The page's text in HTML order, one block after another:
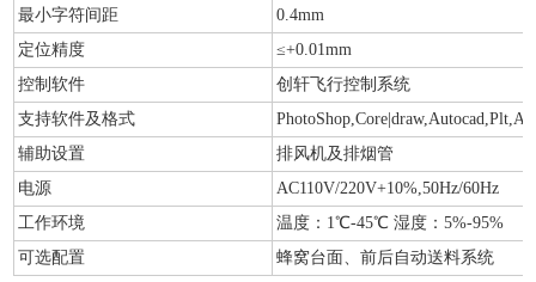
最小字符间距
0.4mm
定位精度
≤+0.01mm
控制软件
创轩飞行控制系统
支持软件及格式
辅助设置
排风机及排烟管
电源
AC110V/220V+10%,50Hz/60Hz
工作环境
温度：1℃-45℃ 湿度：5%-95%
可选配置
蜂窝台面、前后自动送料系统